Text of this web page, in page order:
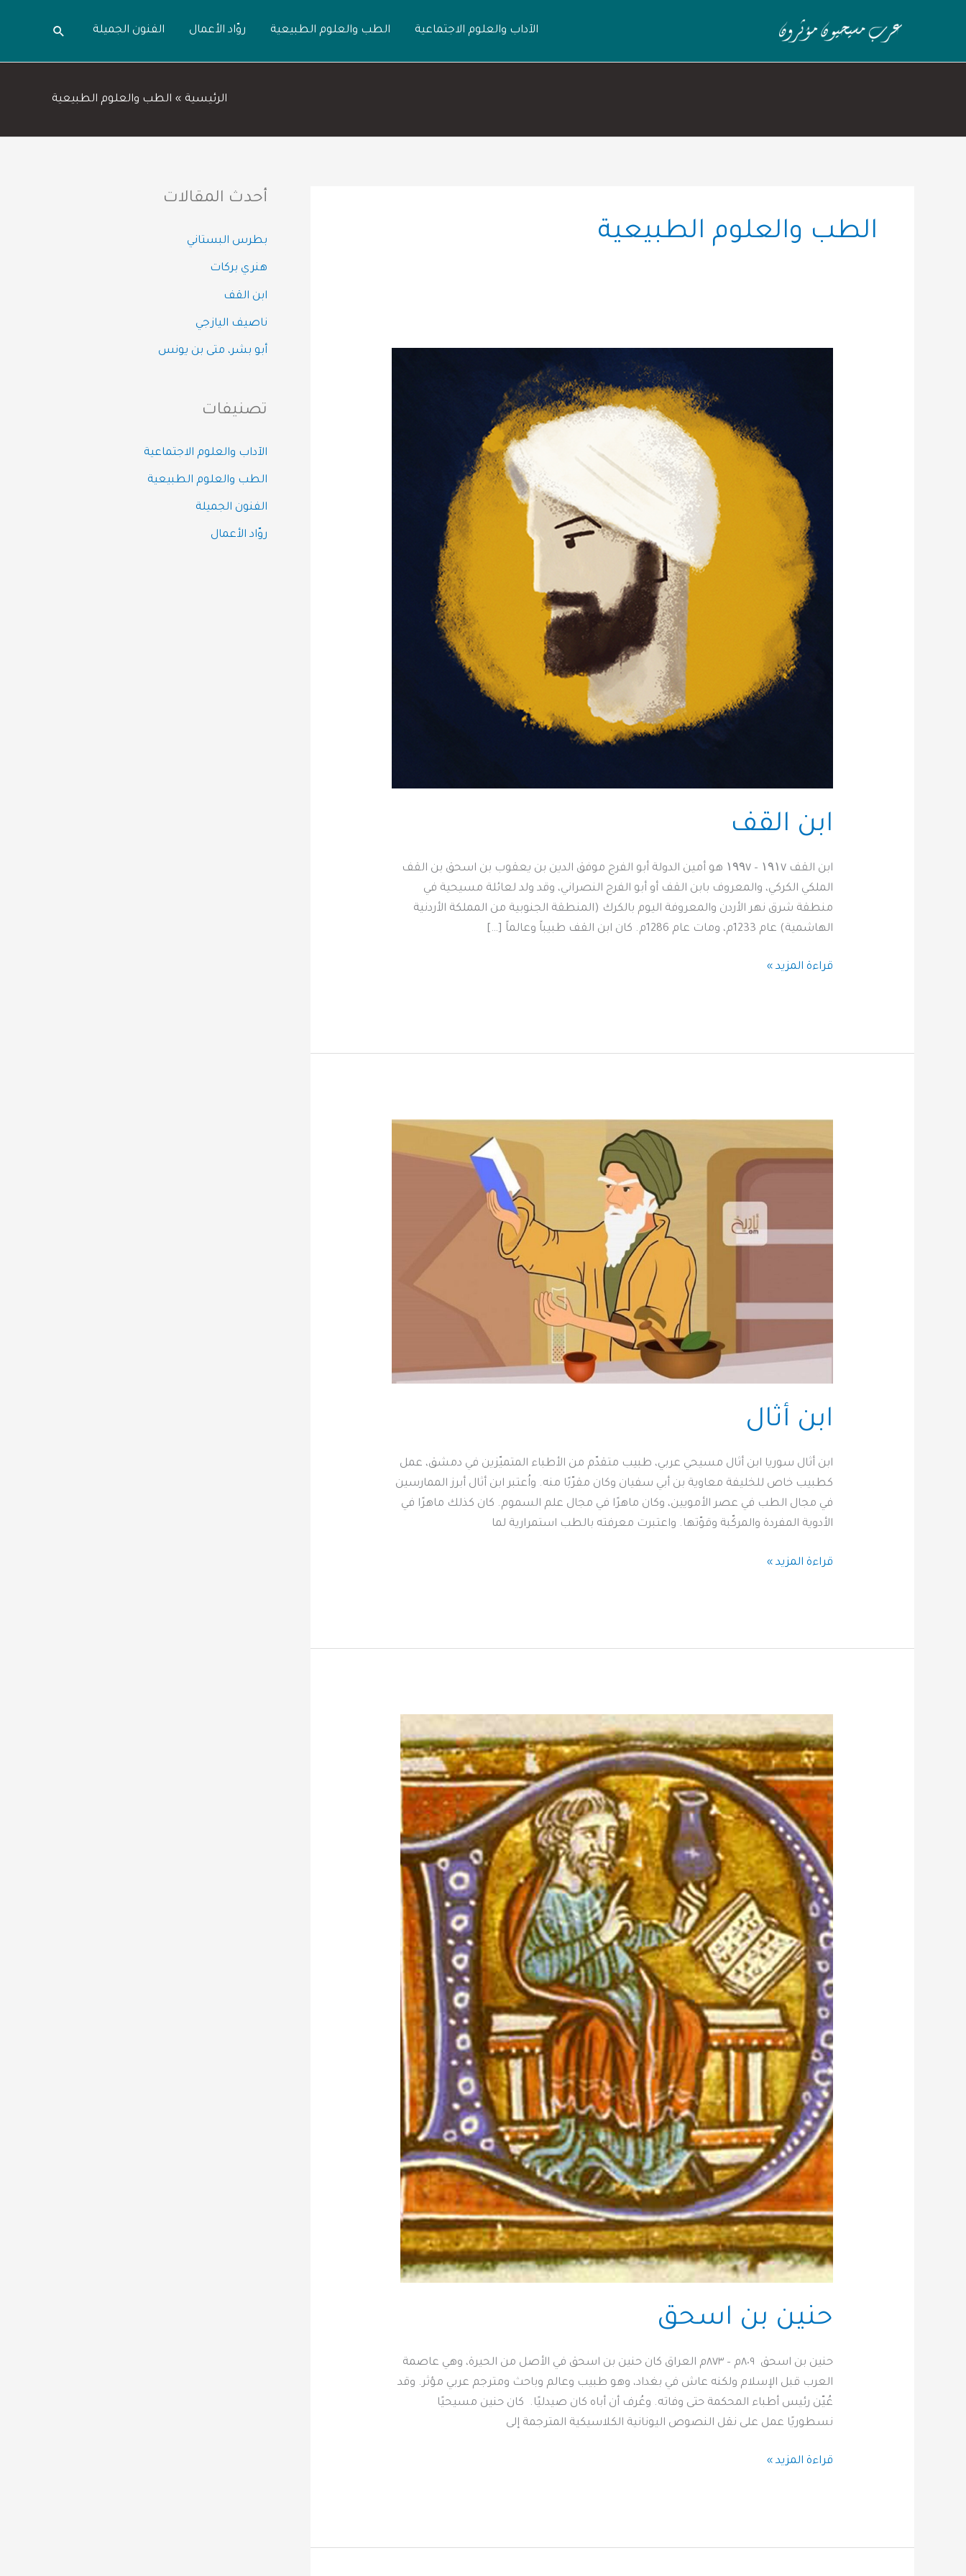
الآداب والعلوم الاجتماعية الطب والعلوم الطبيعية روّاد الأعمال الفنون الجميلة البحث
الرئيسية الطب والعلوم الطبيعية
الطب والعلوم الطبيعية
ابن القف
ابن القف ۱۹۱٧ – ۱۹۹٧ هو أمين الدولة أبو الفرج موفق الدين بن يعقوب بن اسحق بن القف
الملكي الكركي، والمعروف بابن القف أو أبو الفرج النصراني، وقد ولد لعائلة مسيحية في
منطقة شرق نهر الأردن والمعروفة اليوم بالكرك (المنطقة الجنوبية من المملكة الأردنية
الهاشمية) عام 1233م، ومات عام 1286م. كان ابن القف طبيباً وعالماً […]
قراءة المزيد »
ابن أثال
ابن أثال سوريا ابن أثال مسيحي عربي، طبيب متقدّم من الأطباء المتميّزين في دمشق، عمل
كطبيب خاص للخليفة معاوية بن أبي سفيان وكان مقرّبًا منه. واُعتبر ابن أثال أبرز الممارسين
في مجال الطب في عصر الأمويين، وكان ماهرًا في مجال علم السموم. كان كذلك ماهرًا في
الأدوية المفردة والمركّبة وقوّتها. واعتبرت معرفته بالطب استمرارية لما
أثال
قراءة المزيد »
حنين بن اسحق
حنين بن اسحق ٨٠٩م – ٨٧٣م العراق كان حنين بن اسحق في الأصل من الحيرة، وهي عاصمة
العرب قبل الإسلام ولكنه عاش في بغداد، وهو طبيب وعالم وباحث ومترجم عربي مؤثر. وقد
عُيّن رئيس أطباء المحكمة حتى وفاته. وعُرف أن أباه كان صيدليًا. كان حنين مسيحيًا
نسطوريًا عمل على نقل النصوص اليونانية الكلاسيكية المترجمة إلى
بن
اسحق
قراءة المزيد »
أحدث المقالات
بطرس البستاني
هنري بركات
ابن القف
ناصيف اليازجي
أبو بشر، متى بن يونس
تصنيفات
الآداب والعلوم الاجتماعية
الطب والعلوم الطبيعية
الفنون الجميلة
روّاد الأعمال